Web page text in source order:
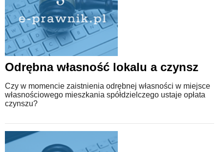
Odrębna własność lokalu a czynsz
Czy w momencie zaistnienia odrębnej własności w miejsce
własnościowego mieszkania spółdzielczego ustaje opłata
czynszu?